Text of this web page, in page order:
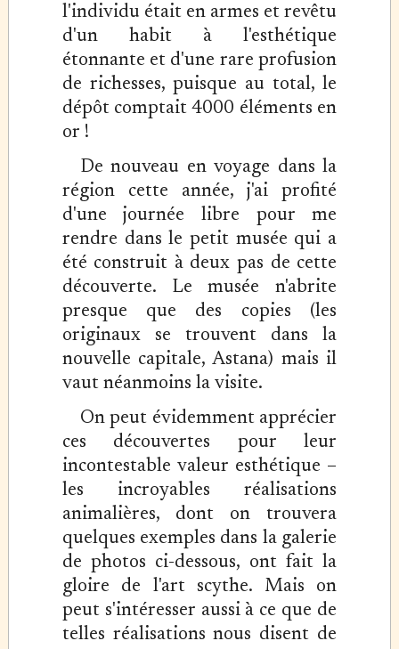
l'individu était en armes et revêtu
d'un habit à l'esthétique
étonnante et d'une rare profusion
de richesses, puisque au total, le
dépôt comptait 4000 éléments en
or !
De nouveau en voyage dans la
région cette année, j'ai profité
d'une journée libre pour me
rendre dans le petit musée qui a
été construit à deux pas de cette
découverte. Le musée n'abrite
presque que des copies (les
originaux se trouvent dans la
nouvelle capitale, Astana) mais il
vaut néanmoins la visite.
On peut évidemment apprécier
ces découvertes pour leur
incontestable valeur esthétique –
les incroyables réalisations
animalières, dont on trouvera
quelques exemples dans la galerie
de photos ci-dessous, ont fait la
gloire de l'art scythe. Mais on
peut s'intéresser aussi à ce que de
telles réalisations nous disent de